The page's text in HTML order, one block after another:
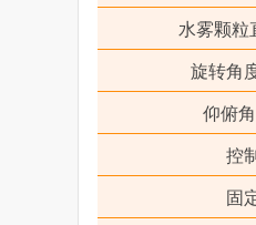
水雾颗粒
旋转角
仰俯
控
固